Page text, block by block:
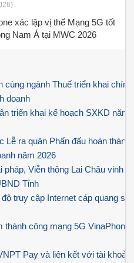
xác lập vị thế Mạng 5G tốt
Nam Á tại MWC 2026
ngành Thuế triển khai chính
doanh
triển khai kế hoạch SXKD năm
ra quân Phấn đấu hoàn thành
năm 2026
pháp, Viễn thông Lai Châu vinh
Tỉnh
truy cập Internet cáp quang số
công mạng 5G VinaPhone
Pay và liên kết với tài khoản